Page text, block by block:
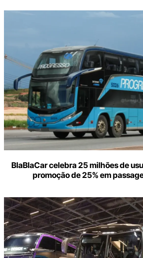
BlaBlaCar celebra 25 milhões de
promoção de 25% em